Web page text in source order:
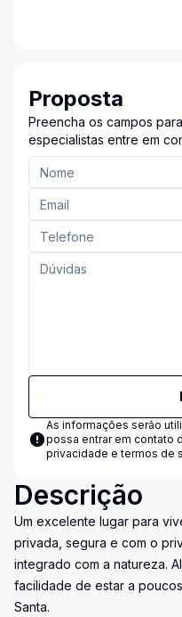
Proposta
Preencha os campos
especialistas entre em
As informações serão
possa entrar em contato
privacidade e termos de
Descrição
Um excelente lugar para
privada, segura e com o
integrado com a natureza.
facilidade de estar a
Santa.